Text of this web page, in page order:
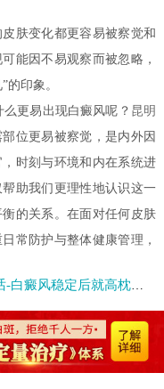
肤变化都更容易被察觉和
能因不易观察而被忽略，
的印象。
更易出现白癜风呢？ 昆明
位更易被察觉，是内外因
时刻与环境和内在系统进
助我们更理性地认识这一
的关系。在面对任何皮肤
常防护与整体健康管理，
风稳定后就高枕无忧了吗